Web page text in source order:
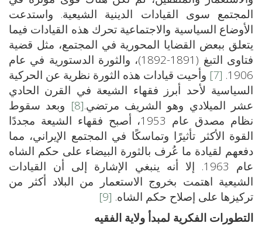
المجتمع سوى القيادات الدينية الشيعية. واستدعت
الأوضاع السياسية والاجتماعية تحرك هذه القيادات فيما
يتعلق ببعض القضايا المحورية في المجتمع، مثل قضية
فتاوى التبغ (1891-1892)، والثورة الدستورية في عام
1906.
[7]
وأحيت قيادات هذه الثورة نظرية عن الحركية
السياسية لأحد أبرز فقهاء الشيعة في القرن الحادي
عشر الميلادي وهو الشريف مرتضي.[8]
وبعد سقوط
نظام مصدق عام 1953، أصبح فقهاء الشيعة مجددًا
القوة الأكثر تأثيرًا وتماسكًا في المجتمع الإيراني، مما
دفعهم لقيادة ما عُرف بالثورة البيضاء على حكم الشاه
عام 1963. إلا أنه ينبغي الإشارة إلى أن القيادات
الشيعية اهتمت بخروج الاستعمار من البلاد أكثر من
تركيزها على إصلاح حكم الشاه. [9]
التطورات الفكرية لمبدأ ولاية الفقيه